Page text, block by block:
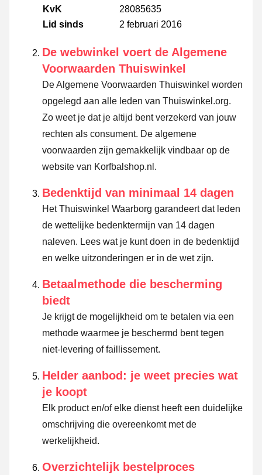
KvK
28085635
Lid sinds
2 februari 2016
De webwinkel voert de Algemene
Voorwaarden Thuiswinkel
De Algemene Voorwaarden Thuiswinkel worden
opgelegd aan alle leden van Thuiswinkel.org.
Zo weet je dat je altijd bent verzekerd van jouw
rechten als consument. De algemene
voorwaarden zijn gemakkelijk vindbaar op de
website van Korfbalshop.nl.
Bedenktijd van minimaal 14 dagen
Het Thuiswinkel Waarborg garandeert dat leden
de wettelijke bedenktermijn van 14 dagen
naleven. Lees wat je kunt doen in de bedenktijd
en welke uitzonderingen er in de wet zijn.
Betaalmethode die bescherming
biedt
Je krijgt de mogelijkheid om te betalen via een
methode waarmee je beschermd bent tegen
niet-levering of faillissement.
Helder aanbod: je weet precies wat
je koopt
Elk product en/of elke dienst heeft een duidelijke
omschrijving die overeenkomt met de
werkelijkheid.
Overzichtelijk bestelproces